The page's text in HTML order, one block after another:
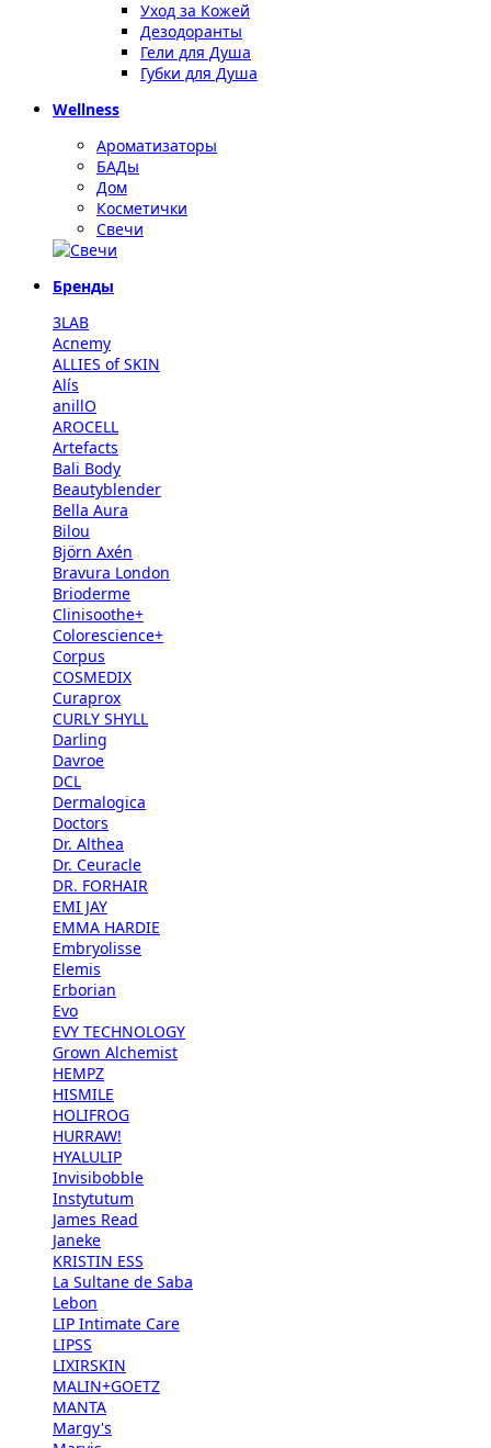
Уход за Кожей
Дезодоранты
Гели для Душа
Губки для Душа
Wellness
Ароматизаторы
БАДы
Дом
Косметички
Свечи
Бренды
3LAB
Acnemy
ALLIES of SKIN
Alís
anillO
AROCELL
Artefacts
Bali Body
Beautyblender
Bella Aura
Bilou
Björn Axén
Bravura London
Brioderme
Clinisoothe+
Colorescience+
Corpus
COSMEDIX
Curaprox
CURLY SHYLL
Darling
Davroe
DCL
Dermalogica
Doctors
Dr. Althea
Dr. Ceuracle
DR. FORHAIR
EMI JAY
EMMA HARDIE
Embryolisse
Elemis
Erborian
Evo
EVY TECHNOLOGY
Grown Alchemist
HEMPZ
HISMILE
HOLIFROG
HURRAW!
HYALULIP
Invisibobble
Instytutum
James Read
Janeke
KRISTIN ESS
La Sultane de Saba
Lebon
LIP Intimate Care
LIPSS
LIXIRSKIN
MALIN+GOETZ
MANTA
Margy's